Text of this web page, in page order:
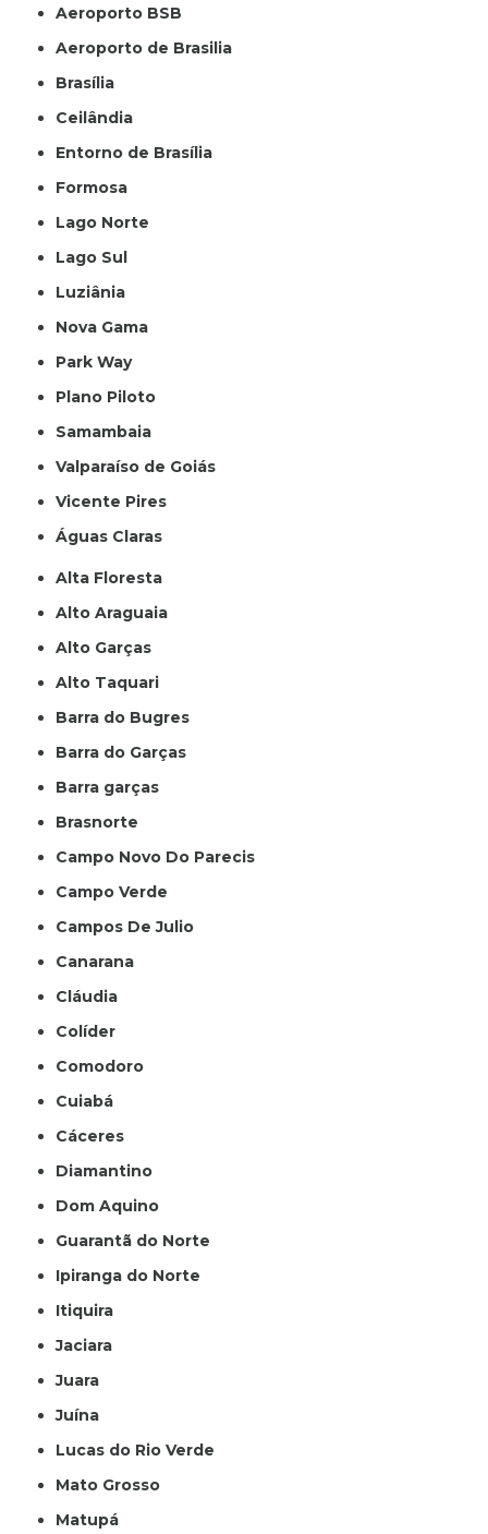
Aeroporto BSB
Aeroporto de Brasilia
Brasília
Ceilândia
Entorno de Brasília
Formosa
Lago Norte
Lago Sul
Luziânia
Nova Gama
Park Way
Plano Piloto
Samambaia
Valparaíso de Goiás
Vicente Pires
Águas Claras
Alta Floresta
Alto Araguaia
Alto Garças
Alto Taquari
Barra do Bugres
Barra do Garças
Barra garças
Brasnorte
Campo Novo Do Parecis
Campo Verde
Campos De Julio
Canarana
Cláudia
Colíder
Comodoro
Cuiabá
Cáceres
Diamantino
Dom Aquino
Guarantã do Norte
Ipiranga do Norte
Itiquira
Jaciara
Juara
Juína
Lucas do Rio Verde
Mato Grosso
Matupá